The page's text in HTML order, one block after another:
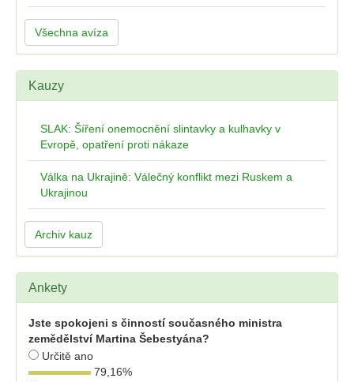
Všechna avíza
Kauzy
SLAK: Šíření onemocnění slintavky a kulhavky v
Evropě, opatření proti nákaze
Válka na Ukrajině: Válečný konflikt mezi Ruskem a
Ukrajinou
Archiv kauz
Ankety
Jste spokojeni s činností současného ministra
zemědělství Martina Šebestyána?
Určitě ano
79,16%